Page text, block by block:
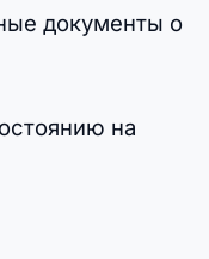
документы о
на